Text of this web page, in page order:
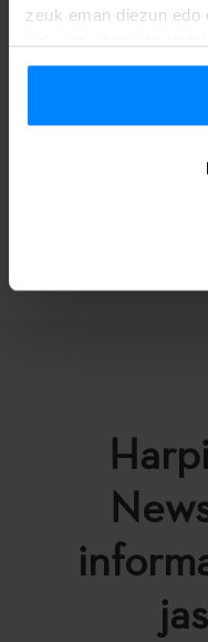
zeuk eman diezun
eskuratu duten
ondare hori bizirik